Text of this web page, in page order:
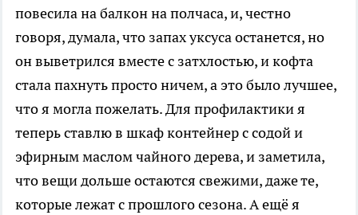
повесила на балкон на полчаса, и, честно
говоря, думала, что запах уксуса останется, но
он выветрился вместе с затхлостью, и кофта
стала пахнуть просто ничем, а это было лучшее,
что я могла пожелать. Для профилактики я
теперь ставлю в шкаф контейнер с содой и
эфирным маслом чайного дерева, и заметила,
что вещи дольше остаются свежими, даже те,
которые лежат с прошлого сезона. А ещё я